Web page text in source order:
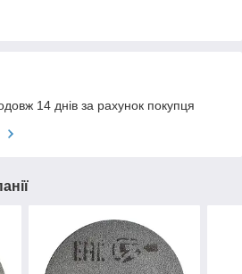
14 днів за рахунок покупця